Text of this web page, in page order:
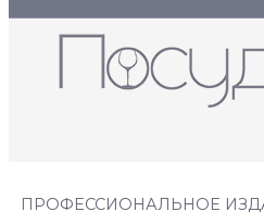
ПРОФЕССИОНАЛЬНОЕ